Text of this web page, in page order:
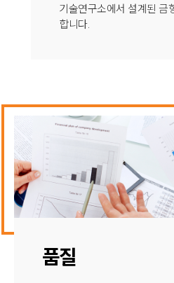
기술연구소에서 설계된 금
합니다.
품질